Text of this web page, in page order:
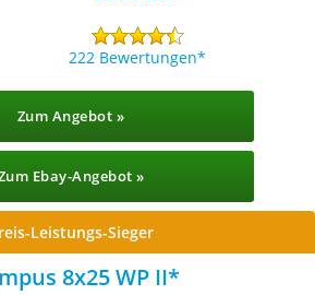
222 Bewertungen
Zum Angebot »
Ebay-Angebot »
Leistungs-Sieger
8x25 WP II